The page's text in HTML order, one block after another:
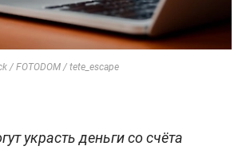
/ FOTODOM / tete_escape
украсть деньги со счёта